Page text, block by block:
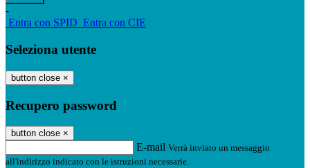
-
Entra con SPID Entra con CIE
Seleziona utente
button close ×
Recupero password
button close ×
E-mail Verrà inviato un messaggio
all'indirizzo indicato con le istruzioni necessarie.